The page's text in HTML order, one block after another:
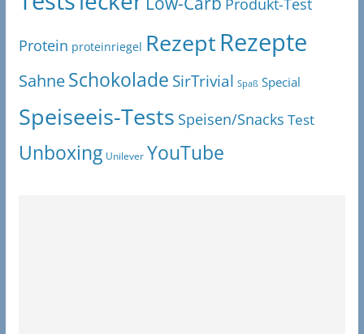
Produkt-Test
Protein proteinriegel RezeptRezepte
SahneSchokolade SirTrivial Spaß Special
Speiseeis-Tests Speisen/Snacks Test
Unboxing Unilever YouTube